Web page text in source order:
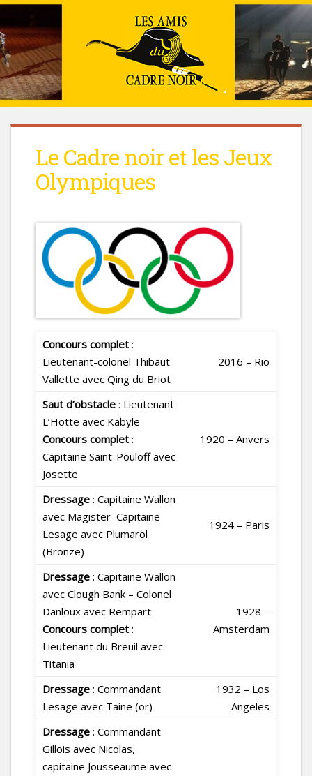
Le Cadre noir et les Jeux
Olympiques
Concours complet :
Lieutenant-colonel Thibaut
Vallette avec Qing du Briot
2016 – Rio
Saut d’obstacle : Lieutenant
L’Hotte avec Kabyle
Concours complet :
Capitaine Saint-Pouloff avec
Josette
1920 – Anvers
Dressage : Capitaine Wallon
avec Magister ­ Capitaine
Lesage avec Plumarol
(Bronze)
1924 – Paris
Dressage : Capitaine Wallon
avec Clough Bank – Colonel
Danloux avec Rempart
Concours complet :
Lieutenant du Breuil avec
Titania
1928 –
Amsterdam
Dressage : Commandant
Lesage avec Taine (or)
1932 – Los
Angeles
Dressage : Commandant
Gillois avec Nicolas,
capitaine Jousseaume avec